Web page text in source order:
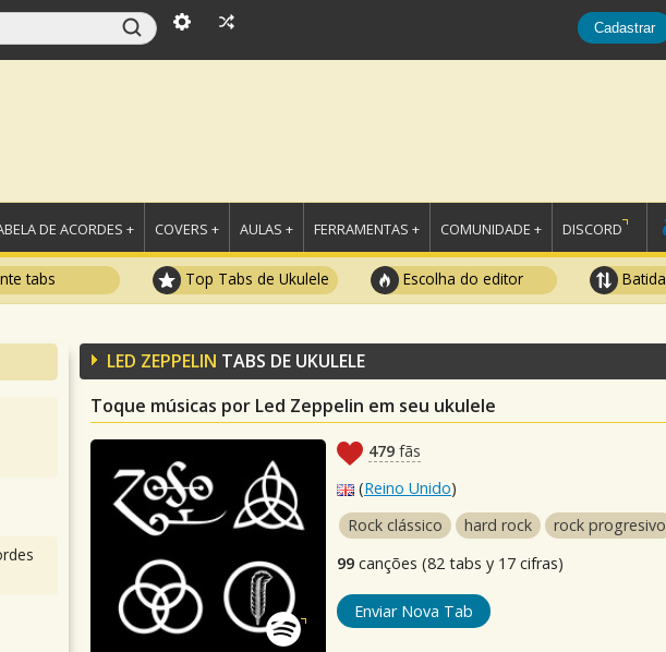
Cadastrar
DE ACORDES + COVERS + AULAS + FERRAMENTAS + COMUNIDADE + DISCORD
tabs Top Tabs de Ukulele Escolha do editor Batida
LED ZEPPELIN TABS DE UKULELE
Toque músicas por Led Zeppelin em seu ukulele
479 fãs
(Reino Unido)
Rock clássico
hard rock rock progresivo
99 canções (82 tabs y 17 cifras)
Enviar Nova Tab